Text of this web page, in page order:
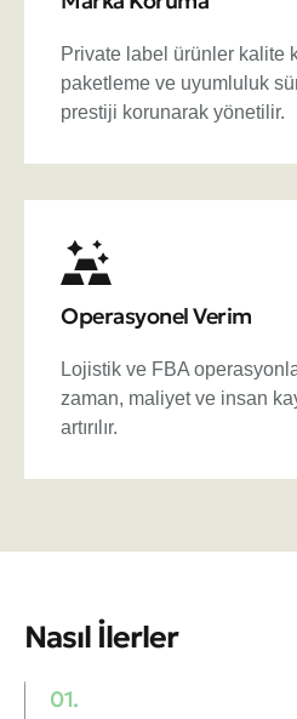
Private label ürünler kalite
paketleme ve uyumluluk
prestiji korunarak yönetilir.
Operasyonel Verim
Lojistik ve FBA
zaman, maliyet ve insan
artırılır.
Nasıl İlerler
01.